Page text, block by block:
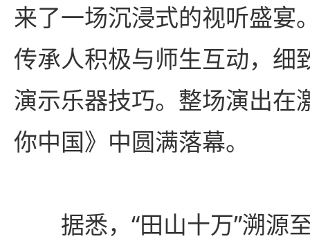
来了一场沉浸式的视听盛宴
传承人积极与师生互动，细
演示乐器技巧。整场演出在
你中国》中圆满落幕。
据悉，“田山十万”溯源